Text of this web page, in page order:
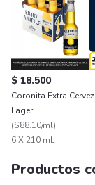
$ 18.500
Coronita Extra
Lager
($88.10/ml)
6 X 210 mL
Productos